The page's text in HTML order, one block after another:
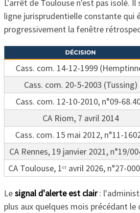
L'arrêt de Toulouse n'est pas isolé. Il
ligne jurisprudentielle constante qui
progressivement la fenêtre
DÉCISION
Cass. com. 14-12-1999
Cass. com. 20-5-2003 (Tussing)
Cass. com. 12-10-2010, n°09-
CA Riom, 7 avril 2014
Cass. com. 15 mai 2012, n°11-
CA Rennes, 19 janvier 2021, n°19/
CA Toulouse, 1ᵉʳ avril 2026, n°27-
Lesignal d'alerte est clair:
plus aux quelques mois précédant le